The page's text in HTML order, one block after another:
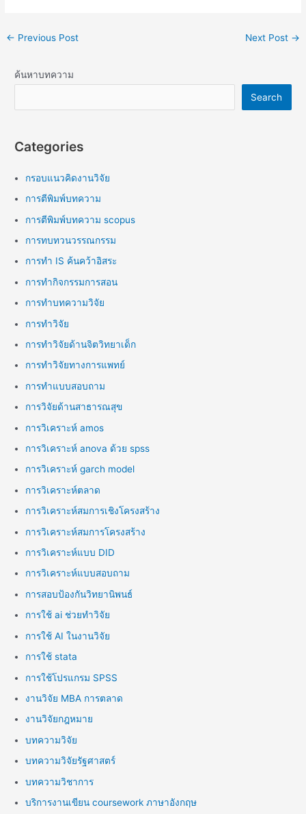
← Previous Post Next Post →
ค้นหาบทความ
Search
Categories
กรอบแนวคิดงานวิจัย
การตีพิมพ์บทความ
การตีพิมพ์บทความ scopus
การทบทวนวรรณกรรม
การทำ IS ค้นคว้าอิสระ
การทำกิจกรรมการสอน
การทำบทความวิจัย
การทำวิจัย
การทำวิจัยด้านจิตวิทยาเด็ก
การทำวิจัยทางการแพทย์
การทำแบบสอบถาม
การวิจัยด้านสาธารณสุข
การวิเคราะห์ amos
การวิเคราะห์ anova ด้วย spss
การวิเคราะห์ garch model
การวิเคราะห์ตลาด
การวิเคราะห์สมการเชิงโครงสร้าง
การวิเคราะห์สมการโครงสร้าง
การวิเคราะห์แบบ DID
การวิเคราะห์แบบสอบถาม
การสอบป้องกันวิทยานิพนธ์
การใช้ ai ช่วยทำวิจัย
การใช้ AI ในงานวิจัย
การใช้ stata
การใช้โปรแกรม SPSS
งานวิจัย MBA การตลาด
งานวิจัยกฎหมาย
บทความวิจัย
บทความวิจัยรัฐศาสตร์
บทความวิชาการ
บริการงานเขียน coursework ภาษาอังกฤษ